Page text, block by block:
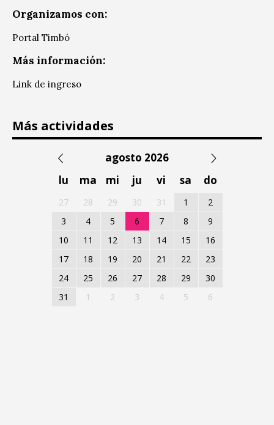
Organizamos con:
Portal Timbó
Más información:
Link de ingreso
Más actividades
agosto 2026
lu
ma mi ju vi sa do
27 28 29 30 31 1
2
3
4 5 6 7 8
9
10
11 12 13 14 15
16
17
18 19 20 21 22
23
24
25 26 27 28 29
30
31
1 2 3 4 5 6